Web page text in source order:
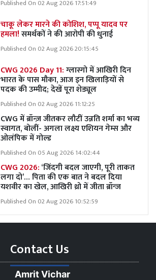
Published On 02 Aug 2026 17:51:49
चाकू लेकर मारने की कोशिश, पप्पू यादव पर
हमला!समर्थकों ने की आरोपी की धुनाई
Published On 02 Aug 2026 20:15:45
CWG 2026 Day 11:ग्लास्गो में आखिरी दिन
भारत के पास मौका, आज इन खिलाड़ियों से
पदक की उम्मीद; देखें पूरा शेड्यूल
Published On 02 Aug 2026 11:12:25
CWG में ब्रॉन्ज़ जीतकर लौटीं उन्नति शर्मा का भव्य
स्वागत, बोलीं- अगला लक्ष्य एशियन गेम्स और
ओलंपिक में गोल्ड
Published On 05 Aug 2026 14:02:44
CWG 2026:‘जिंदगी बदल जाएगी, पूरी ताकत
लगा दो’… पिता की एक बात ने बदल दिया
यशवीर का खेल, आखिरी थ्रो में जीता ब्रॉन्ज
Published On 02 Aug 2026 10:52:59
Contact Us
Amrit Vichar